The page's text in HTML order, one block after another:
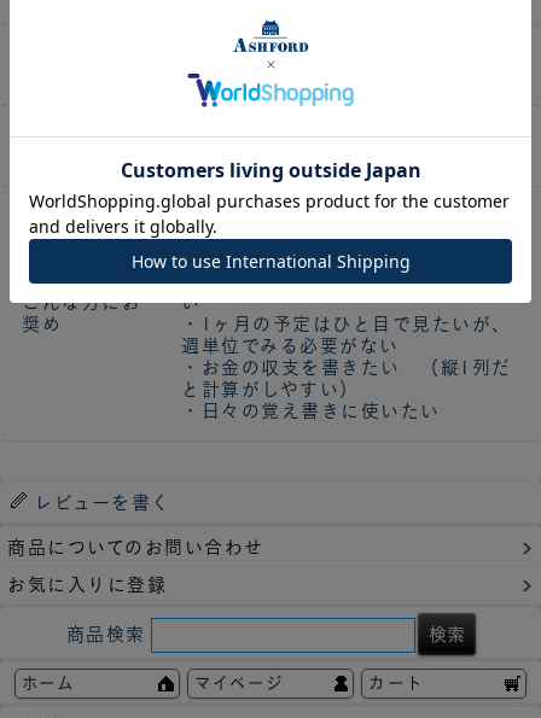
2026年10月～2028年3月 計18
ヶ月
カレンダー、年代史&年齢早見表、I
こんな方にお
奨め
・ブロック式では記入しにくいと感じ
る
・月の予定を見渡したい
・数カ月分のダイアリーをセットした
い
・1ヶ月の予定はひと目で見たいが、
週単位でみる必要がない
・お金の収支を書きたい （縦1列だ
と計算がしやすい）
・日々の覚え書きに使いたい
レビューを書く
商品についてのお問い合わせ
お気に入りに登録
商品検索
ホーム マイページ カート